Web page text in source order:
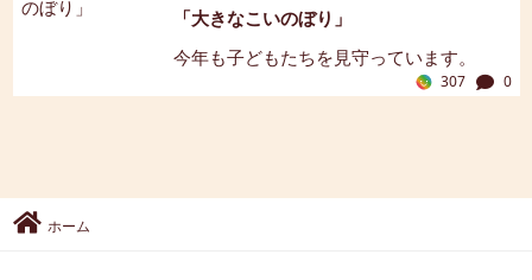
められた特別な行事食でお祝いする風習
もあります。この記事では、こどもの日
におすすめの代表的なメニューと、それ
ぞれに込められた意味・由来についてご
「大きなこいのぼり」
今年も子どもたちを見守っています。
307 0
ホーム